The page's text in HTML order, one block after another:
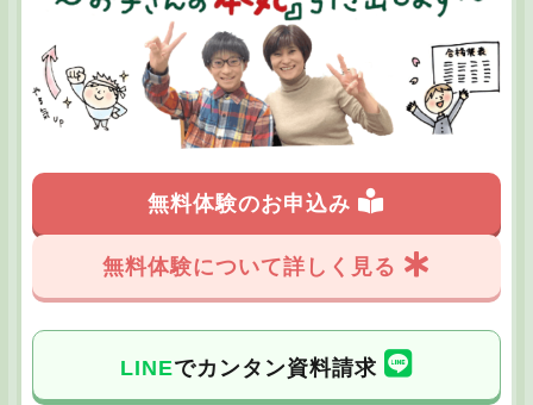
無料体験のお申込み
無料体験について詳しく見る
LINEでカンタン資料請求